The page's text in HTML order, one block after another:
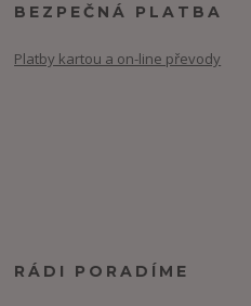
BEZPEČNÁ PLATBA
Platby kartou a on-line převody
RÁDI PORADÍME